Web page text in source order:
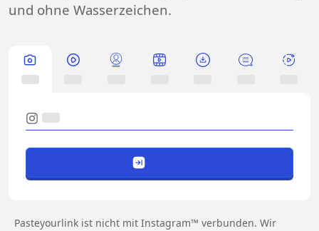
und ohne Wasserzeichen.
Pasteyourlink ist nicht mit Instagram™ verbunden. Wir